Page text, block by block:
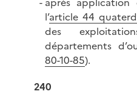
l’article 44
des
départements
80-10-85).
240